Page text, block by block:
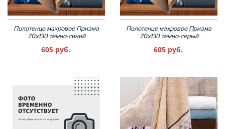
Полотенце махровое Призма
70х130 темно-синий
605 руб.
Полотенце махровое Призма
70х130 темно-серый
605 руб.